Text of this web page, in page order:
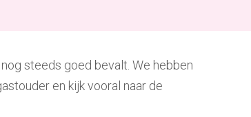
steeds goed bevalt. We hebben
en kijk vooral naar de